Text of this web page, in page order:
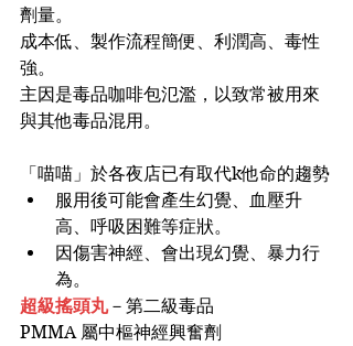
劑量。
成本低、製作流程簡便、利潤高、毒性
強。
主因是毒品咖啡包氾濫，以致常被用來
與其他毒品混用。
「喵喵」於各夜店已有取代k他命的趨勢
服用後可能會產生幻覺、血壓升
高、呼吸困難等症狀。
因傷害神經、會出現幻覺、暴力行
為⁡。
超級搖頭丸－第二級毒品
PMMA 屬中樞神經興奮劑